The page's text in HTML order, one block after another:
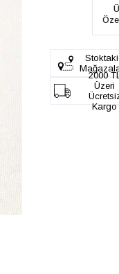
Stoktaki
2000
Üzeri
Kargo